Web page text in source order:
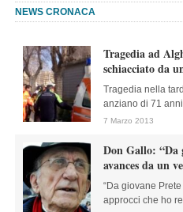
NEWS CRONACA
Tragedia ad
schiacciato da
Tragedia nella
anziano di 71
7 Marzo 2013
Don Gallo: “Da
avances da un
“Da giovane
approcci che ho